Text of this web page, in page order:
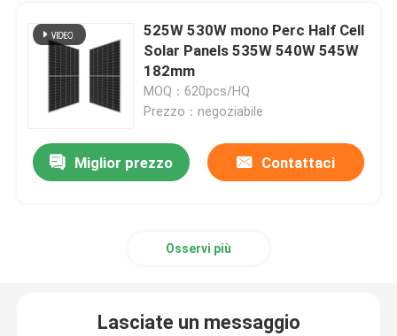
525W 530W mono Perc Half Cell
Solar Panels 535W 540W 545W
182mm
MOQ：620pcs/HQ
Prezzo：negoziabile
Miglior prezzo Contattaci
Osservi più
Lasciate un messaggio